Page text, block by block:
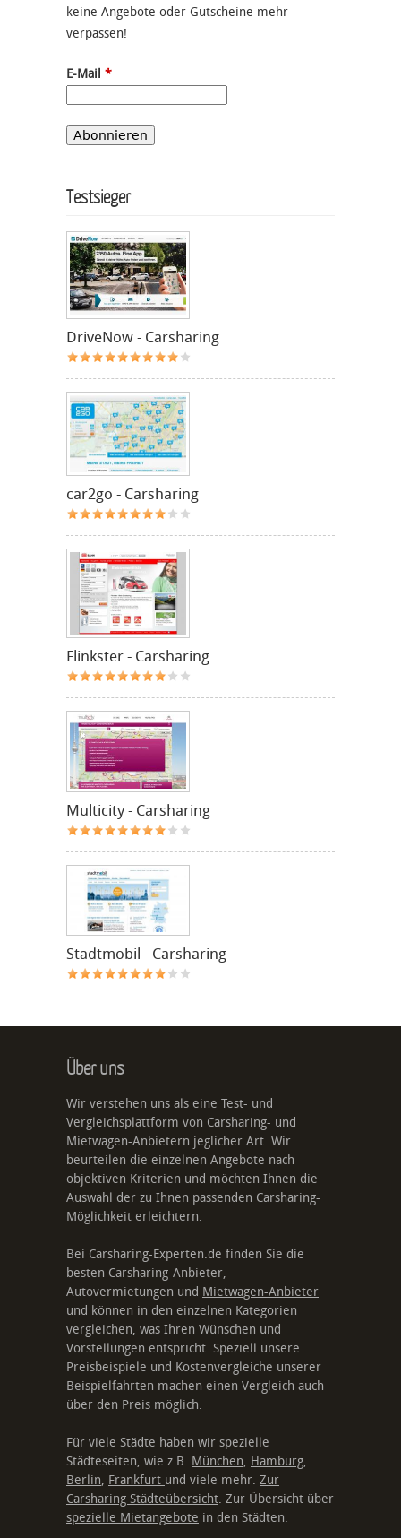
keine Angebote oder Gutscheine mehr
verpassen!
E-Mail *
Testsieger
DriveNow - Carsharing
car2go - Carsharing
Flinkster - Carsharing
Multicity - Carsharing
Stadtmobil - Carsharing
Über uns
Wir verstehen uns als eine Test- und
Vergleichsplattform von Carsharing- und
Mietwagen-Anbietern jeglicher Art. Wir
beurteilen die einzelnen Angebote nach
objektiven Kriterien und möchten Ihnen die
Auswahl der zu Ihnen passenden Carsharing-
Möglichkeit erleichtern.
Bei Carsharing-Experten.de finden Sie die
besten Carsharing-Anbieter,
Autovermietungen und Mietwagen-Anbieter
und können in den einzelnen Kategorien
vergleichen, was Ihren Wünschen und
Vorstellungen entspricht. Speziell unsere
Preisbeispiele und Kostenvergleiche unserer
Beispielfahrten machen einen Vergleich auch
über den Preis möglich.
Für viele Städte haben wir spezielle
Städteseiten, wie z.B. München, Hamburg,
Berlin, Frankfurt und viele mehr. Zur
Carsharing Städteübersicht. Zur Übersicht über
spezielle Mietangebote in den Städten.